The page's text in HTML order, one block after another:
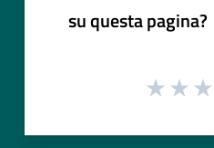
su questa pagina?